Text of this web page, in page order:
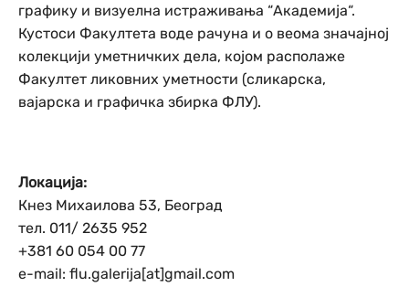
графику и визуелна истраживања “Академија“.
Кустоси Факултета воде рачуна и о веома значајној
колекцији уметничких дела, којом располаже
Факултет ликовних уметности (сликарска,
вајарска и графичка збирка ФЛУ).
Локација:
Кнез Михаилова 53, Београд
тел. 011/ 2635 952
+381 60 054 00 77
e-mail: flu.galerija[at]gmail.com